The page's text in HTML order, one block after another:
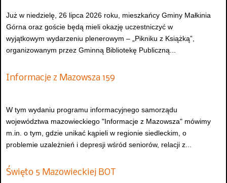
Już w niedzielę, 26 lipca 2026 roku, mieszkańcy Gminy Małkinia
Górna oraz goście będą mieli okazję uczestniczyć w
wyjątkowym wydarzeniu plenerowym – „Pikniku z Książką”,
organizowanym przez Gminną Bibliotekę Publiczną...
Informacje z Mazowsza 159
W tym wydaniu programu informacyjnego samorządu
województwa mazowieckiego "Informacje z Mazowsza" mówimy
m.in. o tym, gdzie unikać kąpieli w regionie siedleckim, o
problemie uzależnień i depresji wśród seniorów, relacji z...
Święto 5 Mazowieckiej BOT